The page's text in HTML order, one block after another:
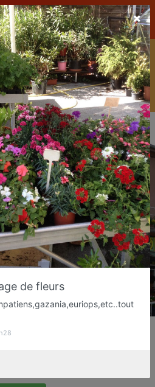
LaCarte sur
Play Store
LaCarte
l'app LaCarte pour suivre vos
et ne rien rater !
Plus tard
Fleurie
d'Ardeche
de fleurs